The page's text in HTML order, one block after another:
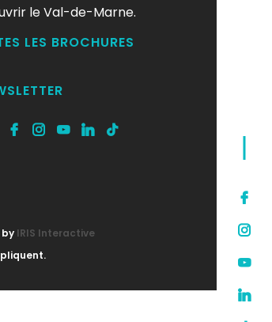
le Val-de-Marne.
LES BROCHURES
IRIS Interactive